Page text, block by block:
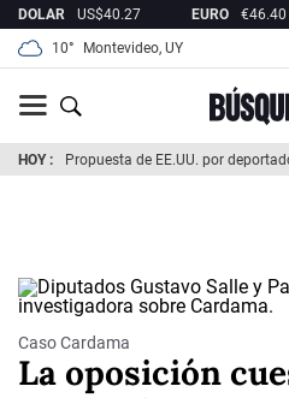
DOLAR US$40.27 EURO €46.40
10°
Montevideo, UY
HOY Propuesta de EE.UU. por
Caso Cardama
La oposición